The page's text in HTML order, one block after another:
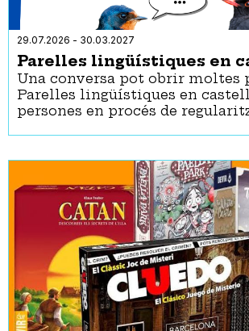
Circ
Concentracions
Conferència
Convenció
Esport
Festa
Jocs
Jornada
Manifestació
Pòdcast
Ràdio
29.07.2026 - 30.03.2027
Parelles lingüístiques en
Una conversa pot obrir moltes
Parelles lingüístiques en
persones en procés de